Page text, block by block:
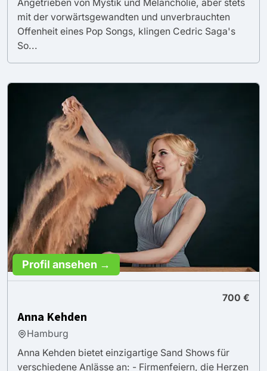
Angetrieben von Mystik und Melancholie, aber stets
mit der vorwärtsgewandten und unverbrauchten
Offenheit eines Pop Songs, klingen Cedric Saga's
So...
Profil ansehen →
700 €
Anna Kehden
Hamburg
Anna Kehden bietet einzigartige Sand Shows für
verschiedene Anlässe an: - Firmenfeiern, die Herzen